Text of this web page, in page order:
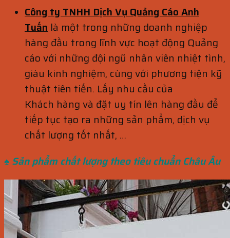
Công ty TNHH Dịch Vụ Quảng Cáo Anh
Tuấn là một trong những doanh nghiệp
hàng đầu trong lĩnh vực hoạt động Quảng
cáo với những đội ngũ nhân viên nhiệt tình,
giàu kinh nghiệm, cùng với phương tiện kỹ
thuật tiên tiến. Lấy nhu cầu của
Khách hàng và đặt uy tín lên hàng đầu để
tiếp tục tạo ra những sản phẩm, dịch vụ
chất lượng tốt nhất, …
♠ Sản phẩm chất lượng theo tiêuchuẩn Châu Âu